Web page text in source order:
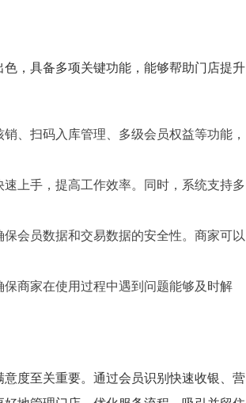
，具备多项关键功能，能够帮助门店提升
、扫码入库管理、多级会员权益等功能，
上手，提高工作效率。同时，系统支持多
会员数据和交易数据的安全性。商家可以
商家在使用过程中遇到问题能够及时解
度至关重要。通过会员识别快速收银、营